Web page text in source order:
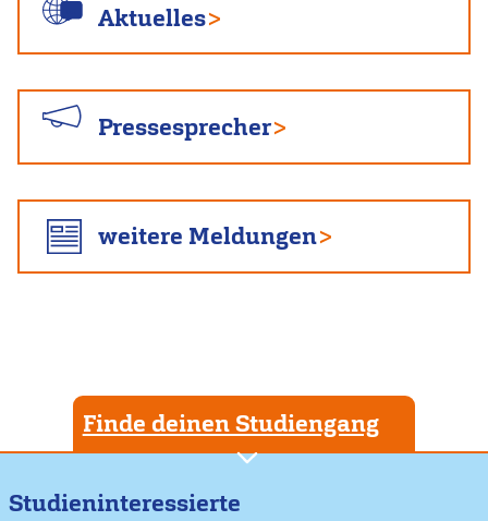
Aktuelles
Pressesprecher
weitere Meldungen
Finde deinen Studiengang
Studieninteressierte